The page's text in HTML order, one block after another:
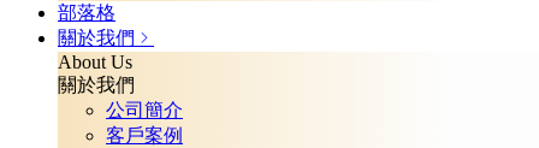
部落格
關於我們
About Us
關於我們
公司簡介
客戶案例